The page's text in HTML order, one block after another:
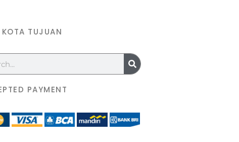
TUJUAN
PAYMENT